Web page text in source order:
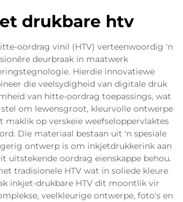
drukbare htv
oordrag vinil (HTV) verteenwoordig 'n
deurbraak in maatwerk
Hierdie innovatiewe
die veelsydigheid van digitale druk
van hitte-oordrag toepassings, wat
om lewensgroot, kleurvolle ontwerpe
maklik op verskeie weefseloppervlaktes
Die materiaal bestaan uit 'n spesiale
ontwerp is om inkjetdrukkerink aan
uitstekende oordrag eienskappe behou.
tradisionele HTV wat in soliede kleure
inkjet-drukbare HTV dit moontlik vir
veelkleurige ontwerpe, foto's en